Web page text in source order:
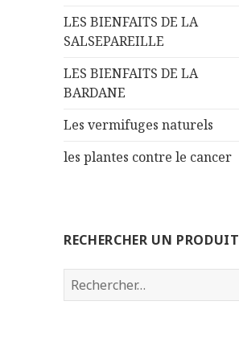
LES BIENFAITS DE LA
SALSEPAREILLE
LES BIENFAITS DE LA
BARDANE
Les vermifuges naturels
les plantes contre le cancer
RECHERCHER UN PRODUIT
Rechercher :